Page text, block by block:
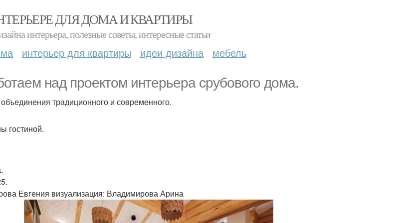
ДЛЯ ДОМА И КВАРТИРЫ
интерьера, полезные советы, интересные статьи
интерьер для квартиры идеи дизайна мебель
над проектом интерьера срубового дома.
традиционного и современного.
гостиной.
Евгения визуализация: Владимирова Арина